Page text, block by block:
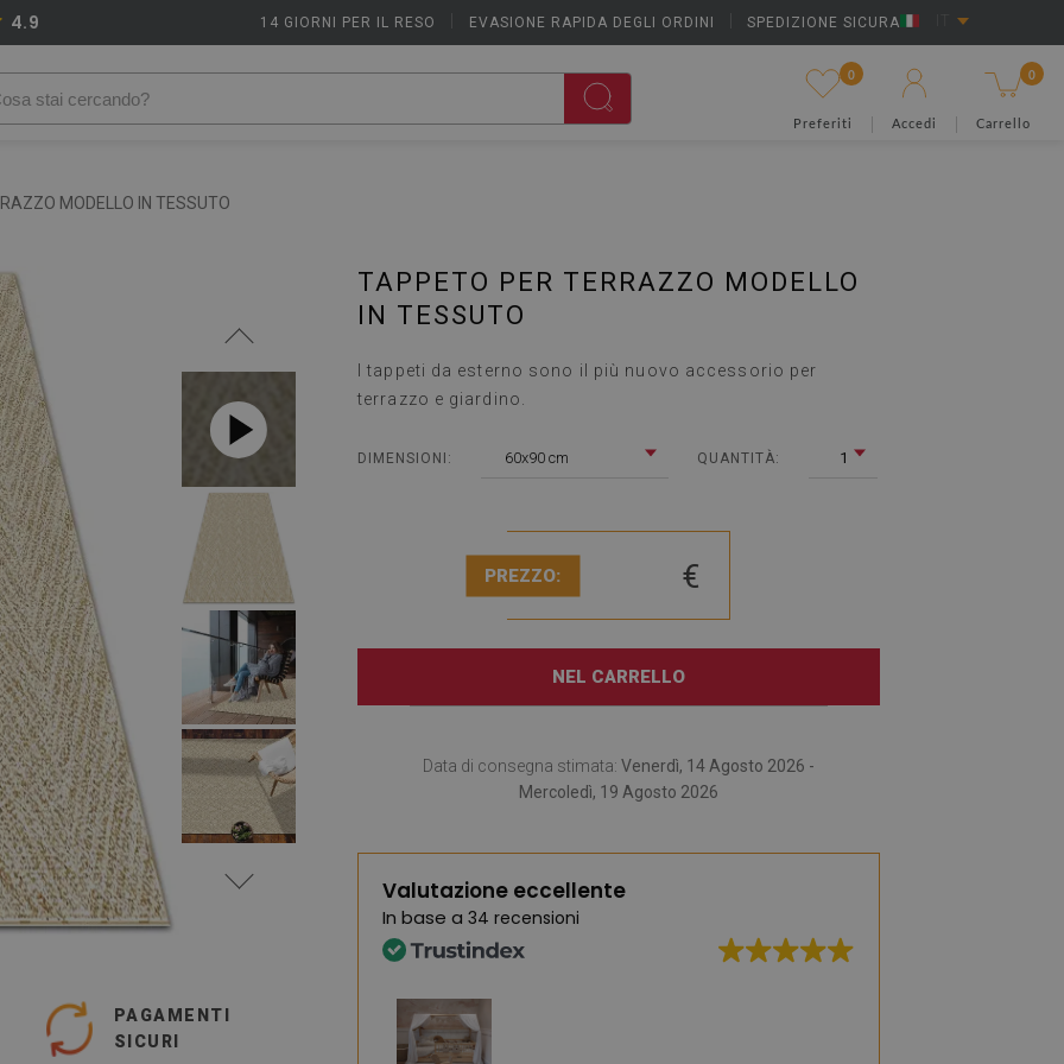
14 GIORNI PER IL RESO EVASIONE RAPIDA DEGLI ORDINI SPEDIZIONE SICURA
4.9
0
Preferiti Accedi
0
Carrello
MODELLO IN TESSUTO
PAGAMENTI
SICURI
TAPPETO PER TERRAZZO MODELLO
IN TESSUTO
I tappeti da esterno sono il più nuovo accessorio per
terrazzo e giardino.
DIMENSIONI: 60x90 cm QUANTITÀ: 1
PREZZO: €
NEL CARRELLO
Data di consegna stimata: Venerdì, 14 Agosto 2026 -
Mercoledì, 19 Agosto 2026
Valutazione eccellente
In base a 34 recensioni